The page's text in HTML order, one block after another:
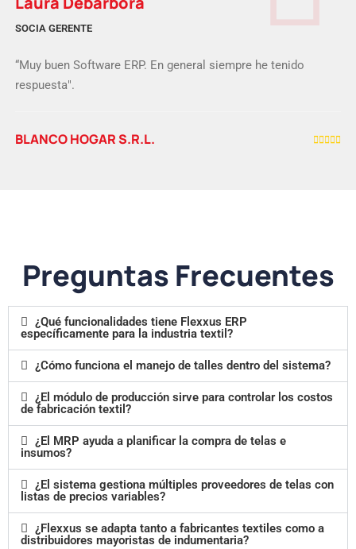
RESPONSABLE
“Los recomiendo porque siempre me atendieron bien. La
implementación estuvo clarísima; Mario muy buen
necesitaba."
Preguntas Frecuentes
¿Qué funcionalidades tiene Flexxus ERP
específicamente para la industria textil?
¿Cómo funciona el manejo de talles dentro del sistema?
¿El módulo de producción sirve para controlar los costos
de fabricación textil?
¿El MRP ayuda a planificar la compra de telas e
insumos?
¿El sistema gestiona múltiples proveedores de telas con
listas de precios variables?
¿Flexxus se adapta tanto a fabricantes textiles como a
distribuidores mayoristas de indumentaria?